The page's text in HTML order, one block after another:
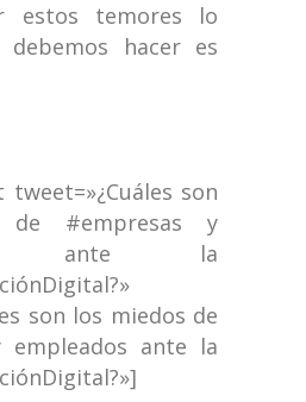
estos temores lo
hacer es
tweet=»¿Cuáles son
de #empresas y
ante la
son los miedos de
empleados ante la